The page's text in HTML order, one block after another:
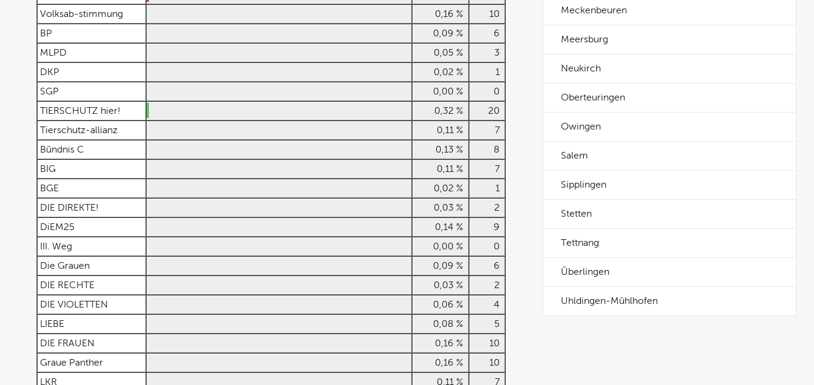
Volksab-stimmung
0,16 %
10
BP
0,09 %
6
MLPD
0,05 %
3
DKP
0,02 %
1
SGP
0,00 %
0
TIERSCHUTZ hier!
0,32 %
20
Tierschutz-allianz
0,11 %
7
Bündnis C
0,13 %
8
BIG
0,11 %
7
BGE
0,02 %
1
DIE DIREKTE!
0,03 %
2
DiEM25
0,14 %
9
III. Weg
0,00 %
0
Die Grauen
0,09 %
6
DIE RECHTE
0,03 %
2
DIE VIOLETTEN
0,06 %
4
LIEBE
0,08 %
5
DIE FRAUEN
0,16 %
10
Graue Panther
0,16 %
10
LKR
0,11 %
7
Meckenbeuren
Meersburg
Neukirch
Oberteuringen
Owingen
Salem
Sipplingen
Stetten
Tettnang
Überlingen
Uhldingen-Mühlhofen